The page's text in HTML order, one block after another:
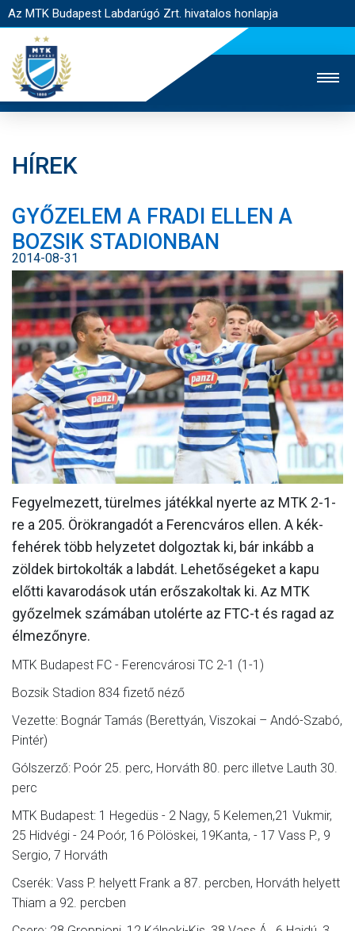
Az MTK Budapest Labdarúgó Zrt. hivatalos honlapja
JEGYÉRTÉKESÍTÉS
WEBSHOP
STADION
EGYESÜLET
KAPCSOLAT
NYITÓLAP
HÍREK
CSAPATOK
MÉRKŐZÉSEK
KLUB
GALÉRIA
SZURKOLÓI ÉLMÉNYEK
AKKREDITÁCIÓ
HÍREK
GYŐZELEM A FRADI ELLEN A
BOZSIK STADIONBAN
2014-08-31
Fegyelmezett, türelmes játékkal nyerte az MTK 2-1-
re a 205. Örökrangadót a Ferencváros ellen. A kék-
fehérek több helyzetet dolgoztak ki, bár inkább a
zöldek birtokolták a labdát. Lehetőségeket a kapu
előtti kavarodások után erőszakoltak ki. Az MTK
győzelmek számában utolérte az FTC-t és ragad az
élmezőnyre.
MTK Budapest FC - Ferencvárosi TC 2-1 (1-1)
Bozsik Stadion 834 fizető néző
Vezette: Bognár Tamás (Berettyán, Viszokai – Andó-Szabó,
Pintér)
Gólszerző: Poór 25. perc, Horváth 80. perc illetve Lauth 30.
perc
MTK Budapest: 1 Hegedüs - 2 Nagy, 5 Kelemen,21 Vukmir,
25 Hidvégi - 24 Poór, 16 Pölöskei, 19Kanta, - 17 Vass P., 9
Sergio, 7 Horváth
Cserék: Vass P. helyett Frank a 87. percben, Horváth helyett
Thiam a 92. percben